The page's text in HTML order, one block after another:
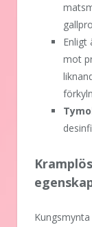
Enligt
mot